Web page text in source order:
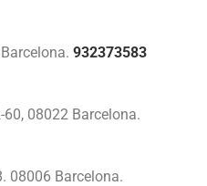
932373583
08022 Barcelona.
08006 Barcelona.